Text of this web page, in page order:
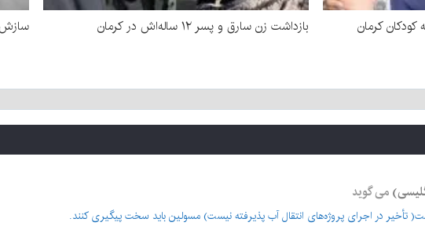
کرمان بازداشت زن سارق و پسر ۱۲ ساله‌اش در کرمان سازش
می گوید
تأخیر در اجرای پروژه‌های انتقال آب پذیرفته نیست) مسولین باید سخت پیگیری کنند.